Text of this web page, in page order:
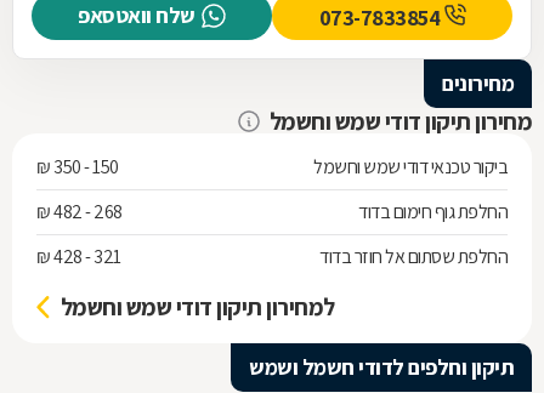
שלח וואטסאפ 073-7833854
מחירונים
מחירון תיקון דודי שמש וחשמל
ביקור טכנאי דודי שמש וחשמל
150 - 350 ₪
החלפת גוף חימום בדוד
268 - 482 ₪
החלפת שסתום אל חוזר בדוד
321 - 428 ₪
למחירון תיקון דודי שמש וחשמל
תיקון וחלפים לדודי חשמל ושמש